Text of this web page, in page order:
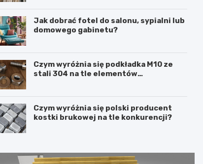
Jak dobrać fotel do salonu, sypialni lub
domowego gabinetu?
Czym wyróżnia się podkładka M10 ze
stali 304 na tle elementów
Czym wyróżnia się polski producent
kostki brukowej na tle konkurencji?